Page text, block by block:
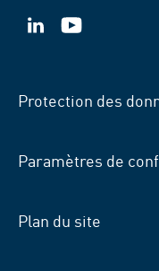
VSB
VSB
Protection des
Paramètres de
Plan du site